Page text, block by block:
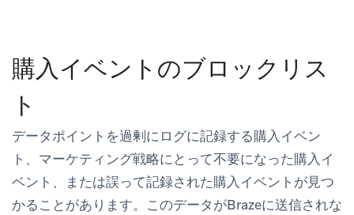
購入イベントのブロックリス
ト
データポイントを過剰にログに記録する購入イベン
ト、マーケティング戦略にとって不要になった購入イ
ベント、または誤って記録された購入イベントが見つ
かることがあります。このデータがBrazeに送信されな